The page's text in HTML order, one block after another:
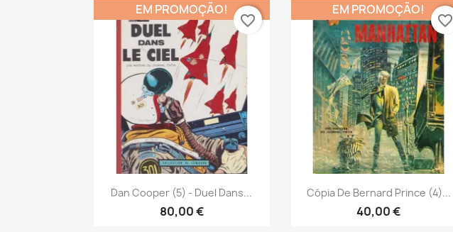
Vista rápida
Dan Cooper (5) - Duel Dans...
80,00 €
EM PROMOÇÃO!
favorite_border
Vista rápida
Cópia De Bernard Prince (4)...
40,00 €
EM PROMOÇÃO!
favorite_border